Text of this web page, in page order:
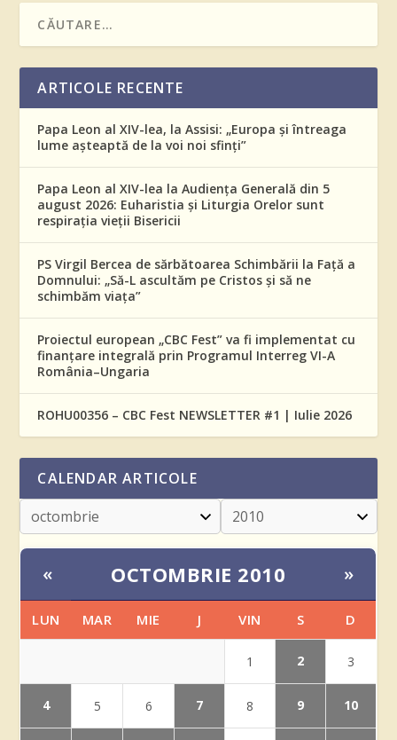
ARTICOLE RECENTE
Papa Leon al XIV-lea, la Assisi: „Europa și întreaga
lume așteaptă de la voi noi sfinți”
Papa Leon al XIV-lea la Audiența Generală din 5
august 2026: Euharistia și Liturgia Orelor sunt
respirația vieții Bisericii
PS Virgil Bercea de sărbătoarea Schimbării la Față a
Domnului: „Să-L ascultăm pe Cristos și să ne
schimbăm viața”
Proiectul european „CBC Fest” va fi implementat cu
finanțare integrală prin Programul Interreg VI-A
România–Ungaria
ROHU00356 – CBC Fest NEWSLETTER #1 | Iulie 2026
CALENDAR ARTICOLE
« OCTOMBRIE 2010 »
LUN MAR MIE J VIN S D
1 2 3
4 5 6 7 8 9 10